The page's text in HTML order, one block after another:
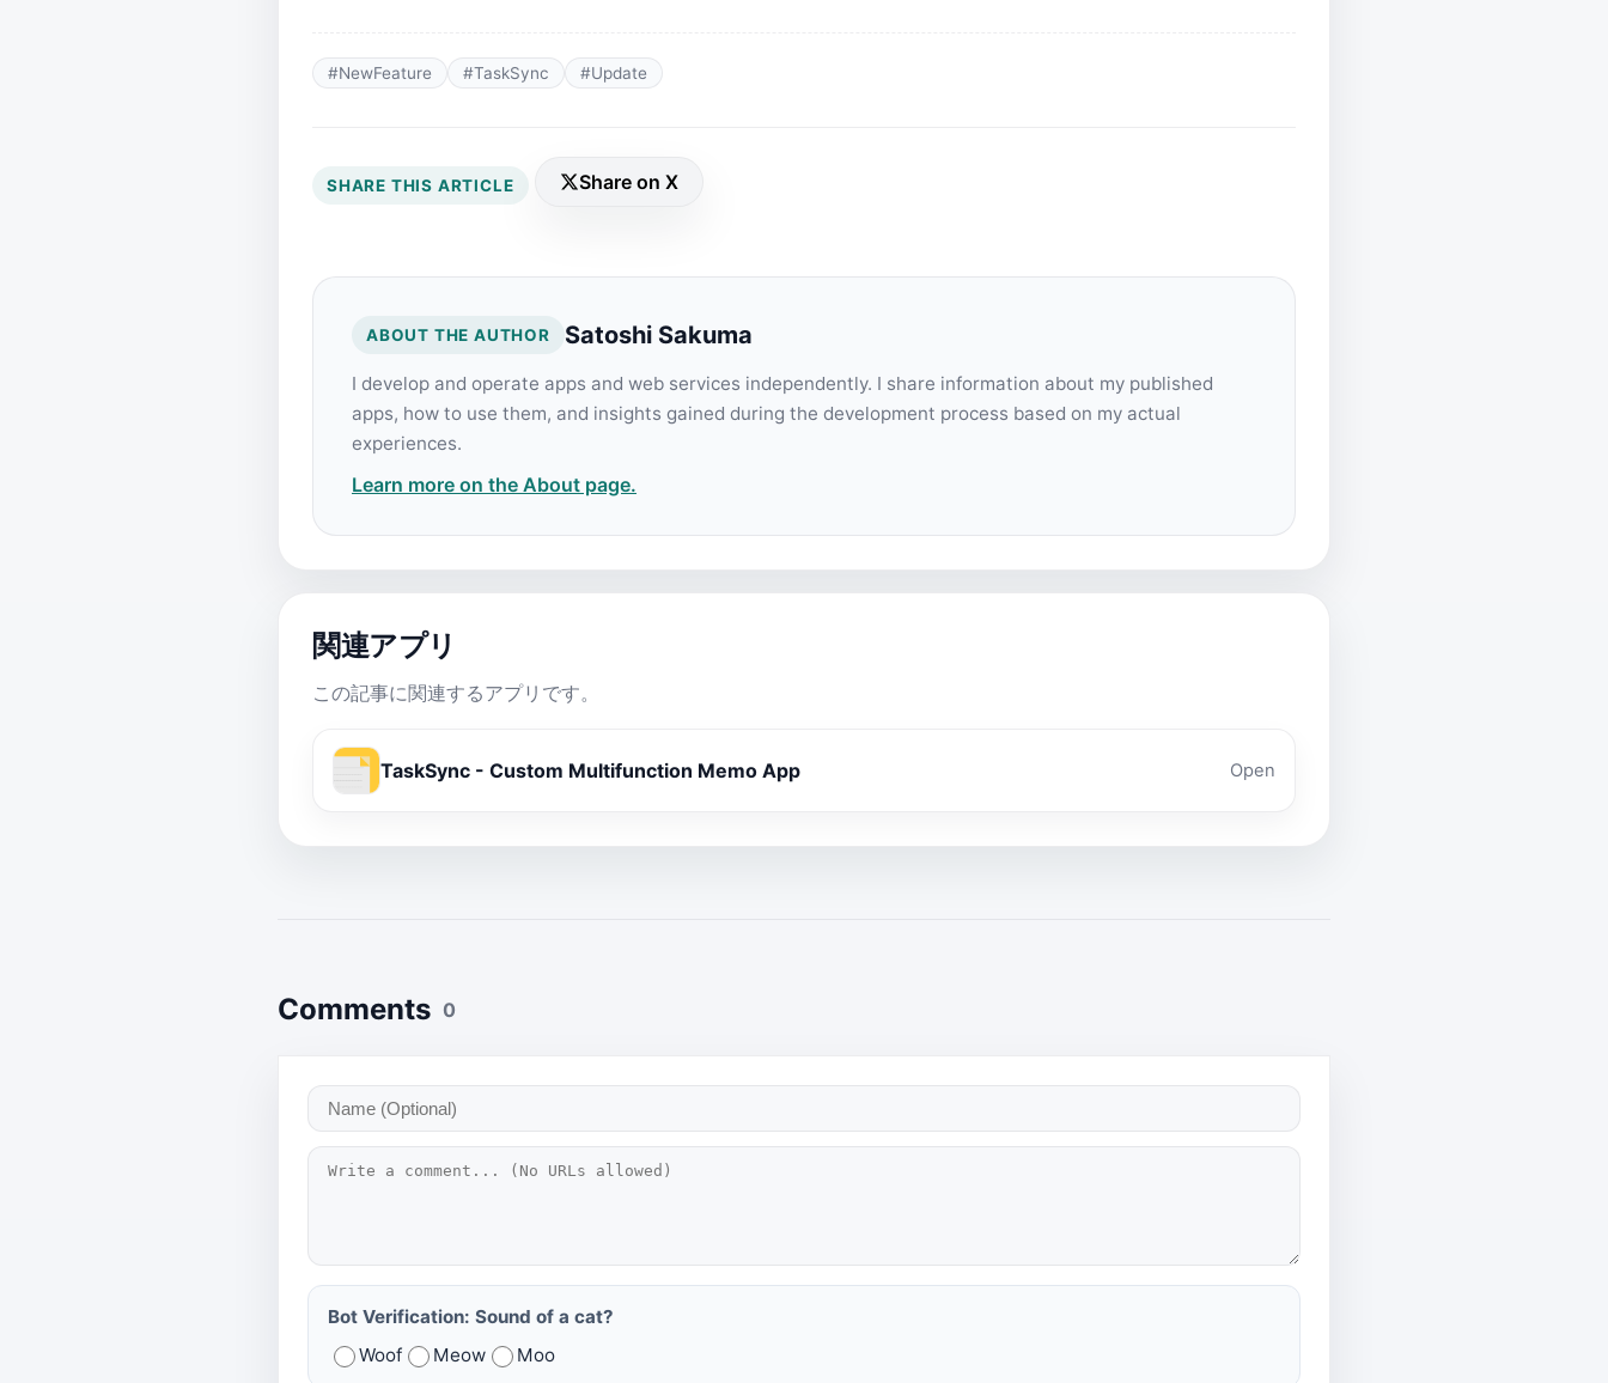
#NewFeature #TaskSync #Update
SHARE THIS ARTICLE Share on X
ABOUT THE AUTHOR Satoshi Sakuma
I develop and operate apps and web services independently. I share information about my published
apps, how to use them, and insights gained during the development process based on my actual
experiences.
Learn more on the About page.
関連アプリ
この記事に関連するアプリです。
TaskSync - Custom Multifunction Memo App Open
Comments 0
Bot Verification: Sound of a cat?
Woof
Meow Moo